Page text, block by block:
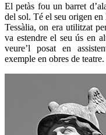
El petàs fou un barret
del sol. Té el seu origen
Tessàlia, on era utilitzat
va estendre el seu ús en
veure’l posat en
exemple en obres de teatre.